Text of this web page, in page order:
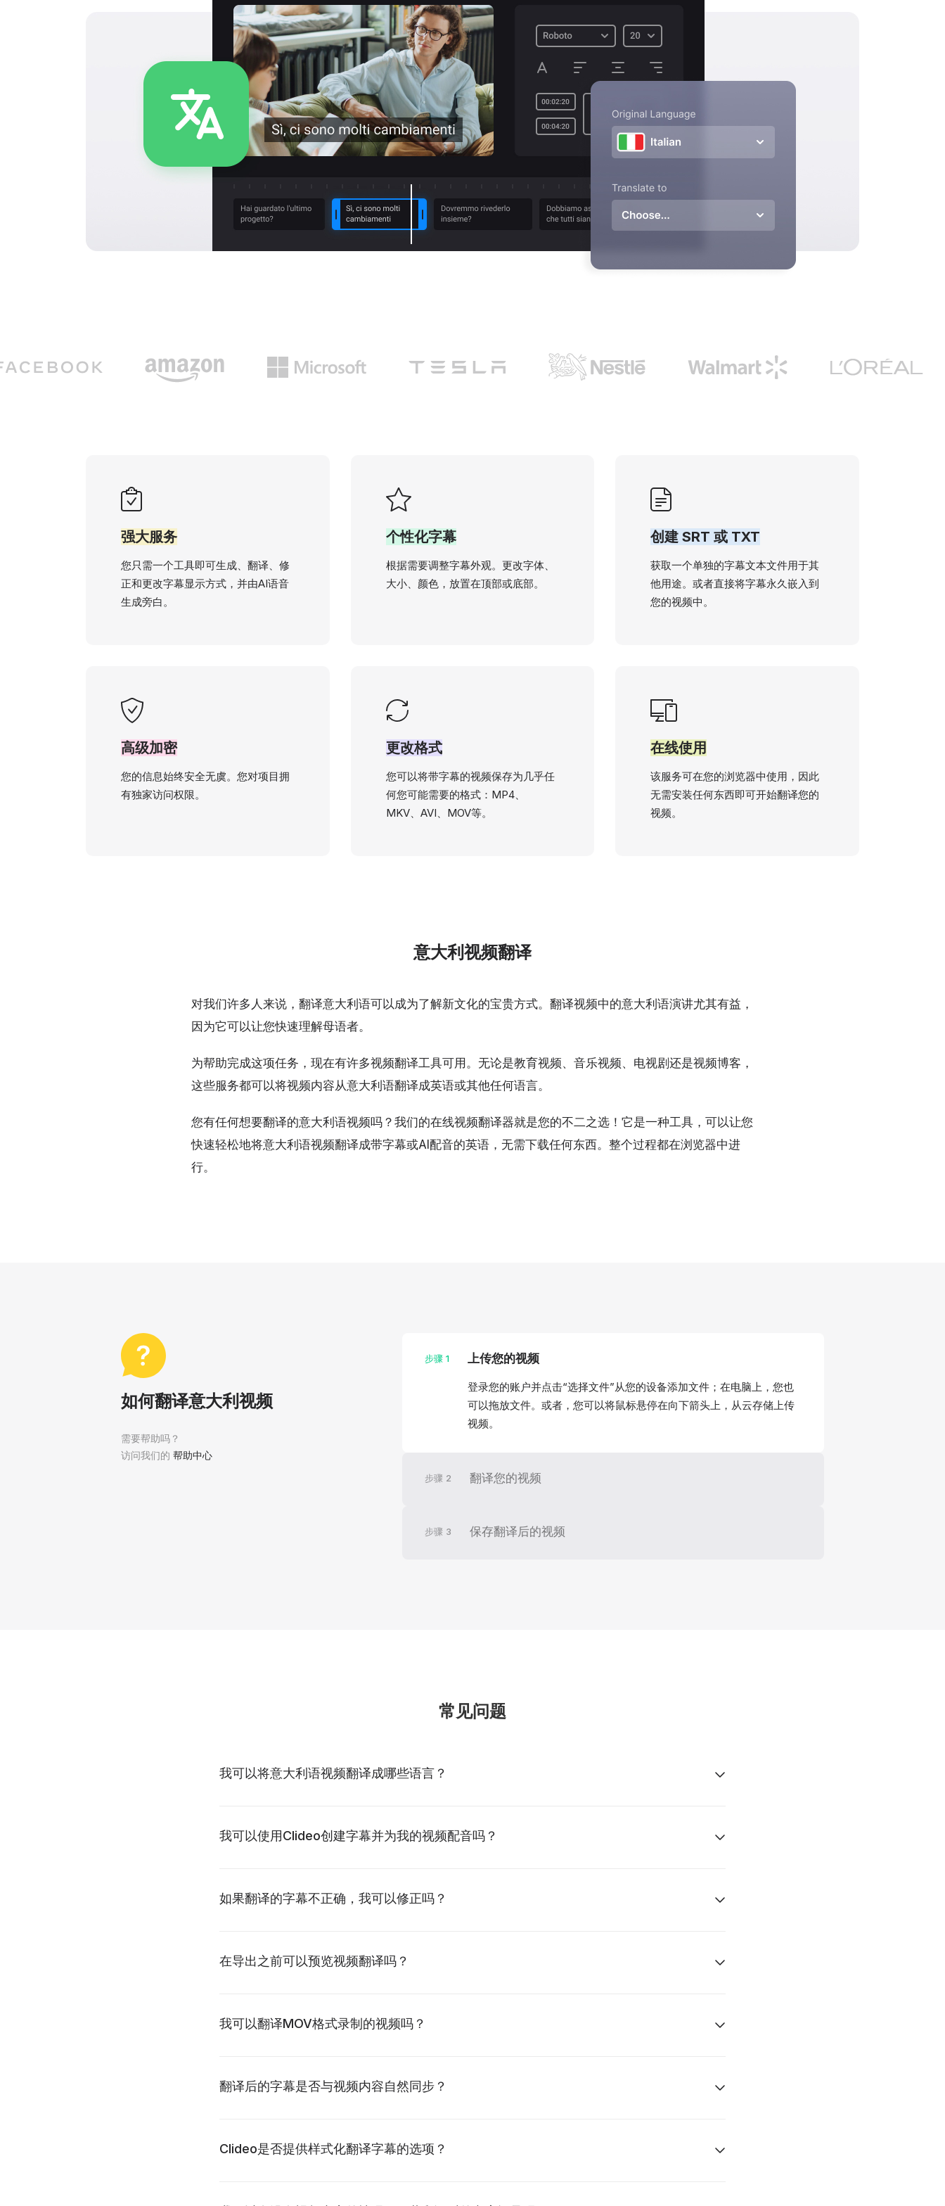
强大服务
您只需一个工具即可生成、翻译、修
正和更改字幕显示方式，并由AI语音
生成旁白。
个性化字幕
根据需要调整字幕外观。更改字体、
大小、颜色，放置在顶部或底部。
创建 SRT 或 TXT
获取一个单独的字幕文本文件用于其
他用途。或者直接将字幕永久嵌入到
您的视频中。
高级加密
您的信息始终安全无虞。您对项目拥
有独家访问权限。
更改格式
您可以将带字幕的视频保存为几乎任
何您可能需要的格式：MP4、
MKV、AVI、MOV等。
在线使用
该服务可在您的浏览器中使用，因此
无需安装任何东西即可开始翻译您的
视频。
意大利视频翻译
对我们许多人来说，翻译意大利语可以成为了解新文化的宝贵方式。翻译视频中的意大利语演讲尤其有益，
因为它可以让您快速理解母语者。
为帮助完成这项任务，现在有许多视频翻译工具可用。无论是教育视频、音乐视频、电视剧还是视频博客，
这些服务都可以将视频内容从意大利语翻译成英语或其他任何语言。
您有任何想要翻译的意大利语视频吗？我们的在线视频翻译器就是您的不二之选！它是一种工具，可以让您
快速轻松地将意大利语视频翻译成带字幕或AI配音的英语，无需下载任何东西。整个过程都在浏览器中进
行。
如何翻译意大利视频
需要帮助吗？
访问我们的 帮助中心
步骤 1 上传您的视频
登录您的账户并点击“选择文件”从您的设备添加文件；在电脑上，您也
可以拖放文件。或者，您可以将鼠标悬停在向下箭头上，从云存储上传
视频。
步骤 2 翻译您的视频
步骤 3 保存翻译后的视频
常见问题
我可以将意大利语视频翻译成哪些语言？
我可以使用Clideo创建字幕并为我的视频配音吗？
如果翻译的字幕不正确，我可以修正吗？
在导出之前可以预览视频翻译吗？
我可以翻译MOV格式录制的视频吗？
翻译后的字幕是否与视频内容自然同步？
Clideo是否提供样式化翻译字幕的选项？